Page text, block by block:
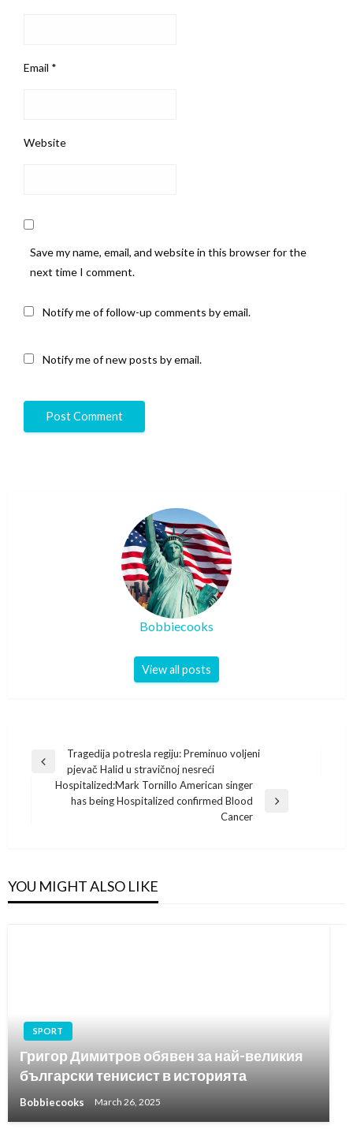
Email *
Website
Save my name, email, and website in this browser for the
next time I comment.
Notify me of follow-up comments by email.
Notify me of new posts by email.
Bobbiecooks
View all posts
Post
navigation
Previous
Tragedija potresla regiju: Preminuo voljeni
pjevač Halid u stravičnoj nesreći
Hospitalized:Mark Tornillo American singer
has being Hospitalized confirmed Blood
Cancer
YOU MIGHT ALSO LIKE
SPORT
Григор Димитров обявен за най-великия
български тенисист в историята
Bobbiecooks March 26, 2025